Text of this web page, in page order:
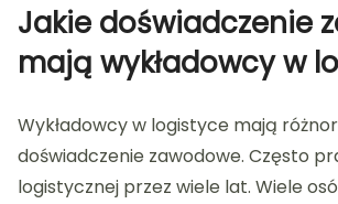
Jakie doświadczenie
mają wykładowcy w
Wykładowcy w logistyce mają
doświadczenie zawodowe. Często
logistycznej przez wiele lat. Wiele